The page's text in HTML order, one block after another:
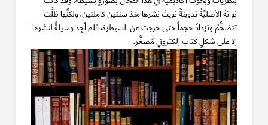
نواتهُ الأصليَّةُ تدوينةً نويتُ نشرها منذ سنتين كاملتين، ولكنَّها ظلَّت
تتضخَّمُ وتزدادُ حجماً حتى خرجت عن السيطرة، فلم أجِد وسيلةً لنشرها
إلا على شكلِ كتاب إلكتروني مُصغَّر.